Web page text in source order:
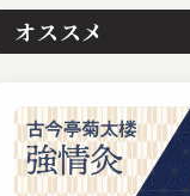
オススメ